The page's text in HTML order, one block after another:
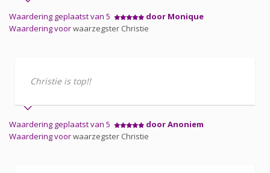
Waardering geplaatst van 5
door Monique
Waardering voorwaarzegster Christie
Christie is top!!
Waardering geplaatst van 5
door Anoniem
Waardering voorwaarzegster Christie